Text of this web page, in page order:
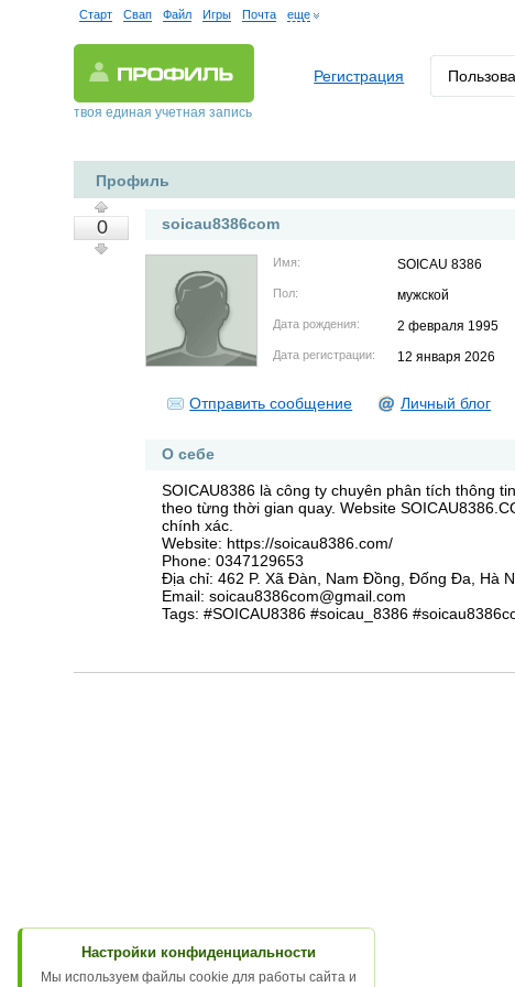
Старт Свап Файл Игры Почта еще
твоя единая учетная запись
Регистрация
Профиль
0 soicau8386com
Имя: SOICAU 8386
Пол: мужской
Дата рождения: 2 февраля 1995
Дата регистрации: 12 января 2026
Отправить сообщение Личный блог
О себе
SOICAU8386 là công ty chuyên phân tích thông
theo từng thời gian quay. Website
chính xác.
Website: https://soicau8386.com/
Phone: 0347129653
Địa chỉ: 462 P. Xã Đàn, Nam Đồng, Đống Đa, Hà
Email: soicau8386com@gmail.com
Tags: #SOICAU8386 #soicau_8386
Настройки конфиденциальности
Мы используем файлы cookie для работы сайта и